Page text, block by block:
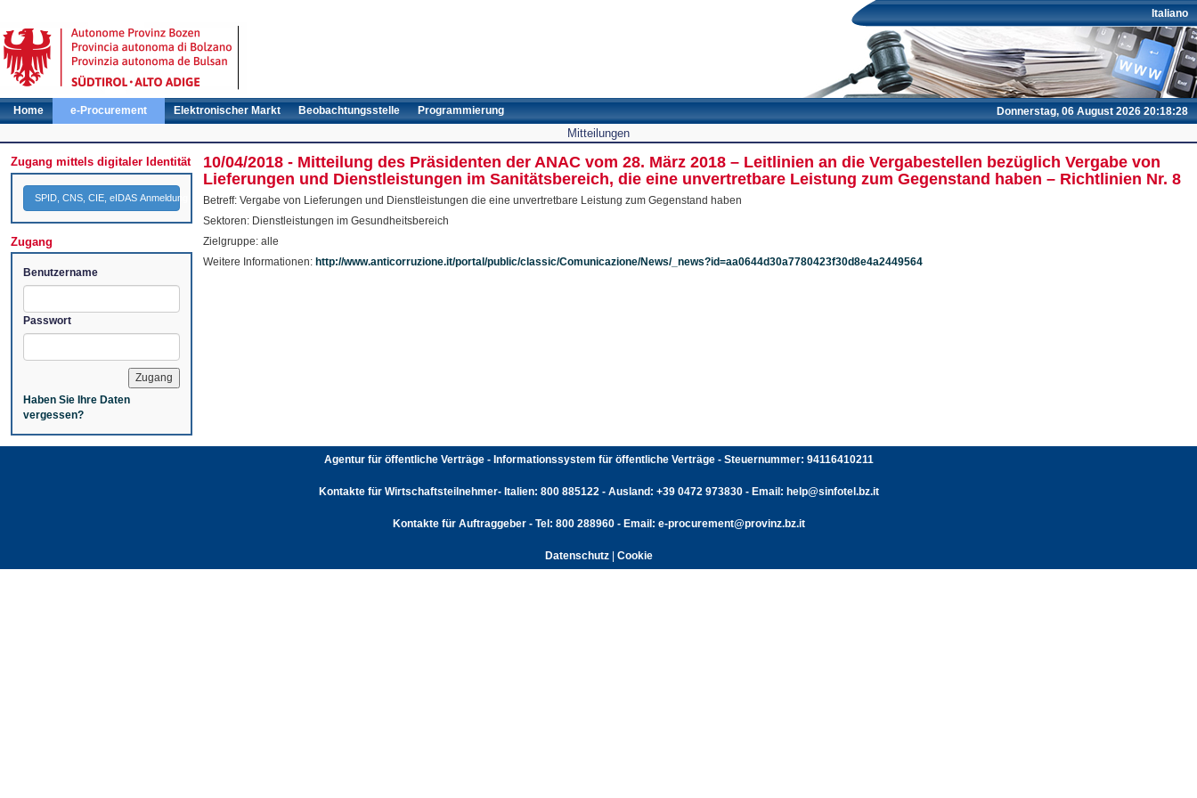
Italiano
Donnerstag, 06 August 2026 20:18:28
Home e-Procurement Elektronischer Markt Beobachtungsstelle Programmierung
Mitteilungen
Zugang mittels digitaler Identität
SPID, CNS, CIE, eIDAS Anmeldung
Zugang
Benutzername
Passwort
Haben Sie Ihre Daten
vergessen?
10/04/2018 - Mitteilung des Präsidenten der ANAC vom 28. März 2018 – Leitlinien an die Vergabestellen bezüglich Vergabe von
Lieferungen und Dienstleistungen im Sanitätsbereich, die eine unvertretbare Leistung zum Gegenstand haben – Richtlinien Nr. 8
Betreff: Vergabe von Lieferungen und Dienstleistungen die eine unvertretbare Leistung zum Gegenstand haben
Sektoren: Dienstleistungen im Gesundheitsbereich
Zielgruppe: alle
Weitere Informationen: http://www.anticorruzione.it/portal/public/classic/Comunicazione/News/_news?id=aa0644d30a7780423f30d8e4a2449564
Agentur für öffentliche Verträge - Informationssystem für öffentliche Verträge - Steuernummer: 94116410211
Kontakte für Wirtschaftsteilnehmer- Italien: 800 885122 - Ausland: +39 0472 973830 - Email: help@sinfotel.bz.it
Kontakte für Auftraggeber - Tel: 800 288960 - Email: e-procurement@provinz.bz.it
Datenschutz| Cookie